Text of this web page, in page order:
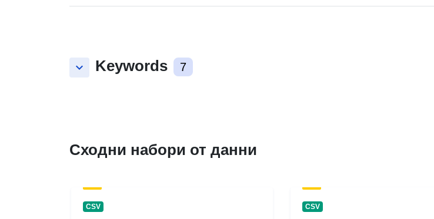
keyboard_arrow_down Keywords 7
Сходни набори от данни
CSV CSV